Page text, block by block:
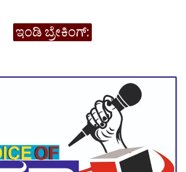
ಇಂಡಿ ಬ್ರೇಕಿಂಗ್: